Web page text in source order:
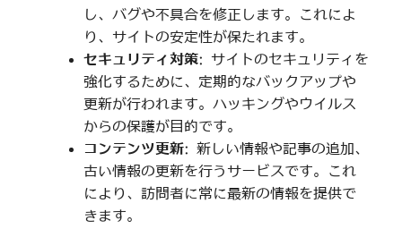
し、バグや不具合を修正します。これによ
り、サイトの安定性が保たれます。
セキュリティ対策: サイトのセキュリティを
強化するために、定期的なバックアップや
更新が行われます。ハッキングやウイルス
からの保護が目的です。
コンテンツ更新: 新しい情報や記事の追加、
古い情報の更新を行うサービスです。これ
により、訪問者に常に最新の情報を提供で
きます。